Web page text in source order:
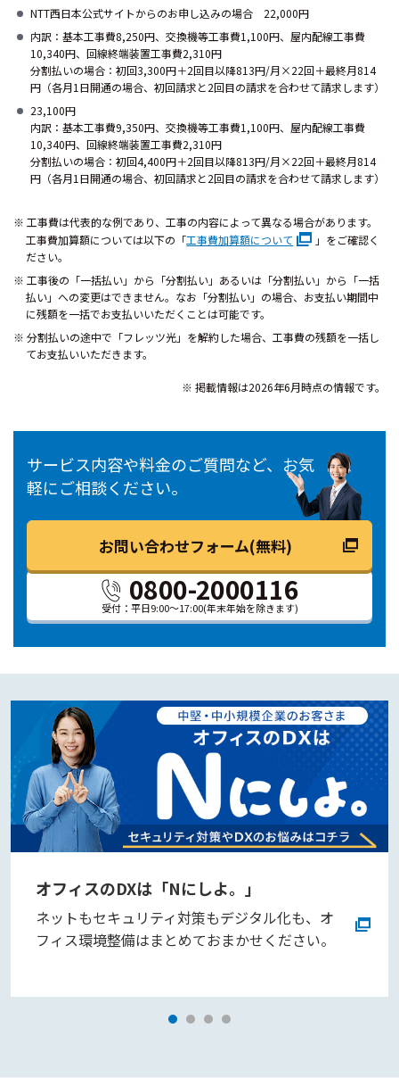
NTT西日本公式サイトからのお申し込みの場合 22,000円
内訳：基本工事費8,250円、交換機等工事費1,100円、屋内配線工事費
10,340円、回線終端装置工事費2,310円
分割払いの場合：初回3,300円＋2回目以降813円/月×22回＋最終月814
円（各月1日開通の場合、初回請求と2回目の請求を合わせて請求します）
23,100円
内訳：基本工事費9,350円、交換機等工事費1,100円、屋内配線工事費
10,340円、回線終端装置工事費2,310円
分割払いの場合：初回4,400円＋2回目以降813円/月×22回＋最終月814
円（各月1日開通の場合、初回請求と2回目の請求を合わせて請求します）
工事費は代表的な例であり、工事の内容によって異なる場合があります。
工事費加算額については以下の「工事費加算額について
」をご確認く
ださい。
工事後の「一括払い」から「分割払い」あるいは「分割払い」から「一括
払い」への変更はできません。なお「分割払い」の場合、お支払い期間中
に残額を一括でお支払いいただくことは可能です。
分割払いの途中で「フレッツ光」を解約した場合、工事費の残額を一括し
てお支払いいただきます。
掲載情報は2026年6月時点の情報です。
サービス内容や料金のご質問など、お気
軽にご相談ください。
0800-2000116
受付：平日9:00～17:00(年末年始を除きます)
お問い合わせフォーム(無料)
オフィスのDXは「Nにしよ。」
ネットもセキュリティ対策もデジタル化も、オ
フィス環境整備はまとめておまかせください。